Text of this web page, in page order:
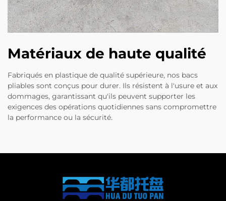
Matériaux de haute qualité
Fabriqués en plastique de qualité supérieure, nos bacs
pliables sont conçus pour durer. Ils résistent à l'usure et aux
dommages, garantissant qu'ils peuvent supporter les
exigences des opérations quotidiennes sans compromettre
la performance ou la sécurité.